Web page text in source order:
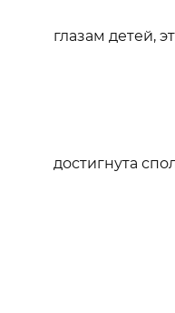
глазам детей,
достигнута